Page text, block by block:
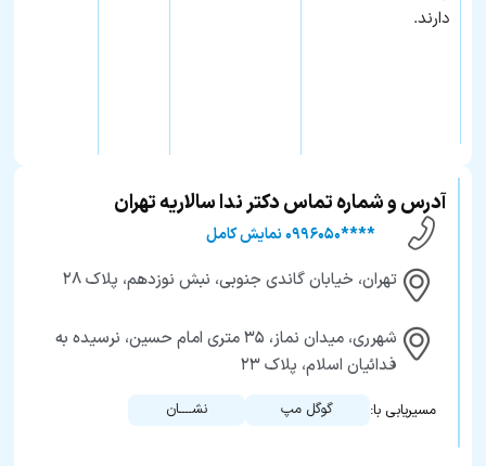
دارند.
آدرس و شماره تماس دکتر ندا سالاریه تهران
****۰۹۹۶۰۵۰ نمایش کامل
تهران، خیابان گاندی جنوبی، نبش نوزدهم، پلاک ۲۸
شهرری، میدان نماز، ۳۵ متری امام حسین، نرسیده به
فدائیان اسلام، پلاک ۲۳
مسیریابی با: گوگل مپ نشــــان